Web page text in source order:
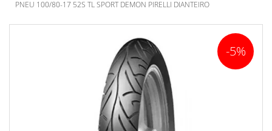
PNEU 100/80-17 52S TL SPORT DEMON PIRELLI DIANTEIRO
-5%